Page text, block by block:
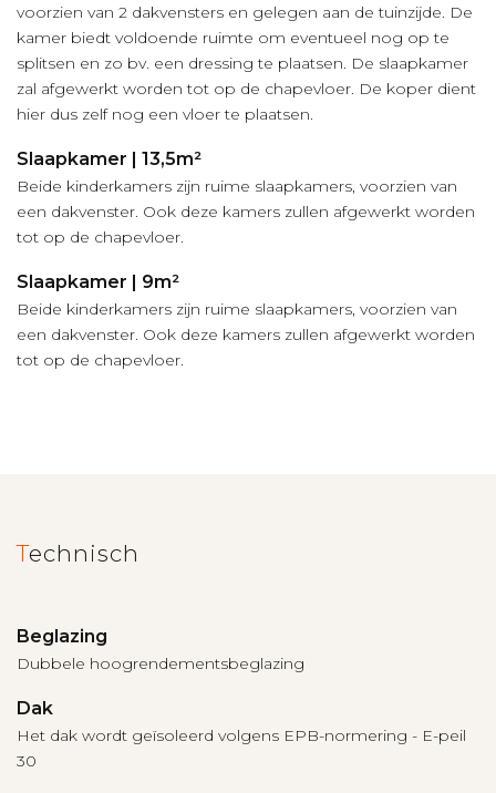
voorzien van 2 dakvensters en gelegen aan de tuinzijde. De
kamer biedt voldoende ruimte om eventueel nog op te
splitsen en zo bv. een dressing te plaatsen. De slaapkamer
zal afgewerkt worden tot op de chapevloer. De koper dient
hier dus zelf nog een vloer te plaatsen.
Slaapkamer | 13,5m²
Beide kinderkamers zijn ruime slaapkamers, voorzien van
een dakvenster. Ook deze kamers zullen afgewerkt worden
tot op de chapevloer.
Slaapkamer | 9m²
Beide kinderkamers zijn ruime slaapkamers, voorzien van
een dakvenster. Ook deze kamers zullen afgewerkt worden
tot op de chapevloer.
Technisch
Beglazing
Dubbele hoogrendementsbeglazing
Dak
Het dak wordt geïsoleerd volgens EPB-normering - E-peil
30